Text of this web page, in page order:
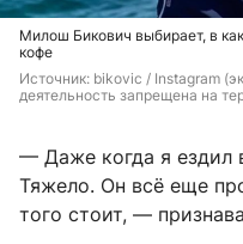
Милош Бикович выбирает, в
кофе
Источник: bikovic / Instagram
деятельность запрещена на
— Даже когда я ездил
Тяжело. Он всё еще
того стоит, —